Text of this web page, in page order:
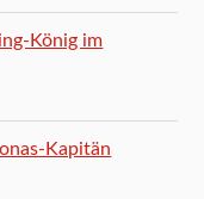
König im
Kapitän